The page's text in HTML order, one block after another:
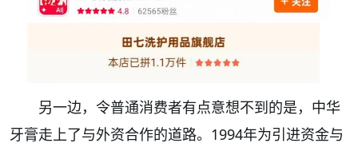
另一边，令普通消费者有点意想不到的是，中华
牙膏走上了与外资合作的道路。1994年为引进资金与